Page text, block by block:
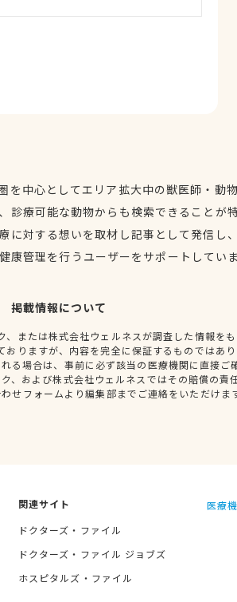
を中心としてエリア拡大中の獣医師・動
診療可能な動物からも検索できることが特
に対する想いを取材し記事として発信し、
康管理を行うユーザーをサポートしていま
掲載情報について
または株式会社ウェルネスが調査した情報をも
りますが、内容を完全に保証するものではあり
る場合は、事前に必ず該当の医療機関に直接ご
、および株式会社ウェルネスではその賠償の責
せフォームより編集部までご連絡をいただけま
関連サイト
ドクターズ・ファイル
ドクターズ・ファイル ジョブズ
ホスピタルズ・ファイル
医療